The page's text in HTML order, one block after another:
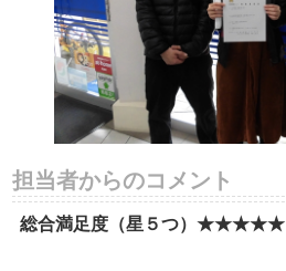
担当者からのコメント
総合満足度（星５つ）★★★★★